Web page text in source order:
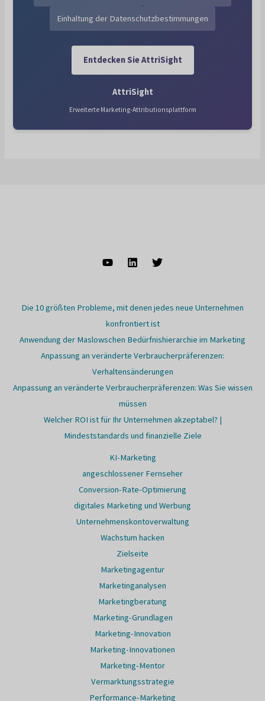
Einhaltung der Datenschutzbestimmungen
Entdecken Sie AttriSight
AttriSight
Erweiterte Marketing-Attributionsplattform
Die 10 größten Probleme, mit denen jedes neue Unternehmen
konfrontiert ist
Anwendung der Maslowschen Bedürfnishierarchie im Marketing
Anpassung an veränderte Verbraucherpräferenzen:
Verhaltensänderungen
Anpassung an veränderte Verbraucherpräferenzen: Was Sie wissen
müssen
Welcher ROI ist für Ihr Unternehmen akzeptabel? |
Mindeststandards und finanzielle Ziele
KI-Marketing
angeschlossener Fernseher
Conversion-Rate-Optimierung
digitales Marketing und Werbung
Unternehmenskontoverwaltung
Wachstum hacken
Zielseite
Marketingagentur
Marketinganalysen
Marketingberatung
Marketing-Grundlagen
Marketing-Innovation
Marketing-Innovationen
Marketing-Mentor
Vermarktungsstrategie
Performance-Marketing